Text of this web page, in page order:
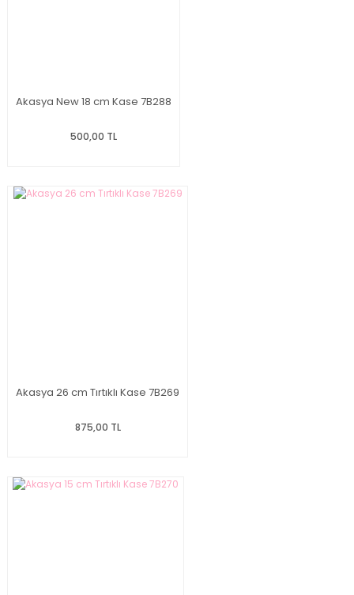
Akasya New 18 cm Kase 7B288
500,00 TL
Akasya 26 cm Tırtıklı Kase 7B269
875,00 TL